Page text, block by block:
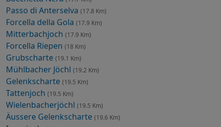
Passo di Anterselva (17.8 Km)
Forcella della Gola (17.9 Km)
Mitterbachjoch (17.9 Km)
Forcella Riepen (18 Km)
Grubscharte (19.1 Km)
Mühlbacher Jöchl (19.2 Km)
Gelenkscharte (19.5 Km)
Tattenjoch (19.5 Km)
Wielenbacherjöchl (19.5 Km)
Äussere Gelenkscharte (19.6 Km)